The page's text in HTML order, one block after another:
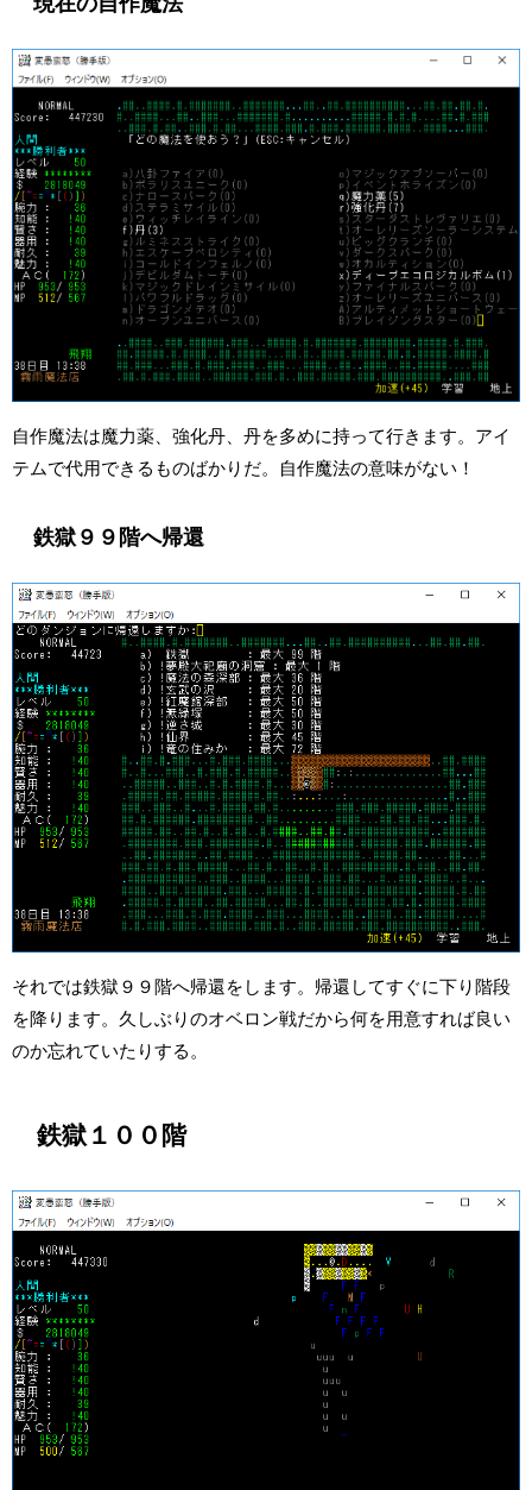
自作魔法は魔力薬、強化丹、丹を多めに持って行きます。アイ
テムで代用できるものばかりだ。自作魔法の意味がない！
鉄獄９９階へ帰還
それでは鉄獄９９階へ帰還をします。帰還してすぐに下り階段
を降ります。久しぶりのオベロン戦だから何を用意すれば良い
のか忘れていたりする。
鉄獄１００階